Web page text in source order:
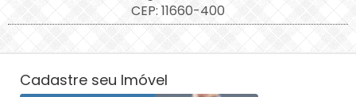
CEP: 11660-400
Cadastre seu Imóvel